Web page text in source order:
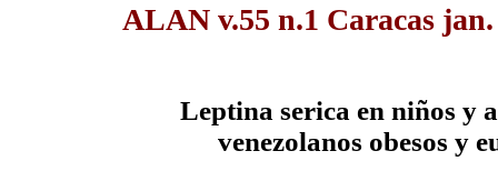
ALAN v.55 n.1 Caracas jan.
Leptina serica en niños y
venezolanos obesos y